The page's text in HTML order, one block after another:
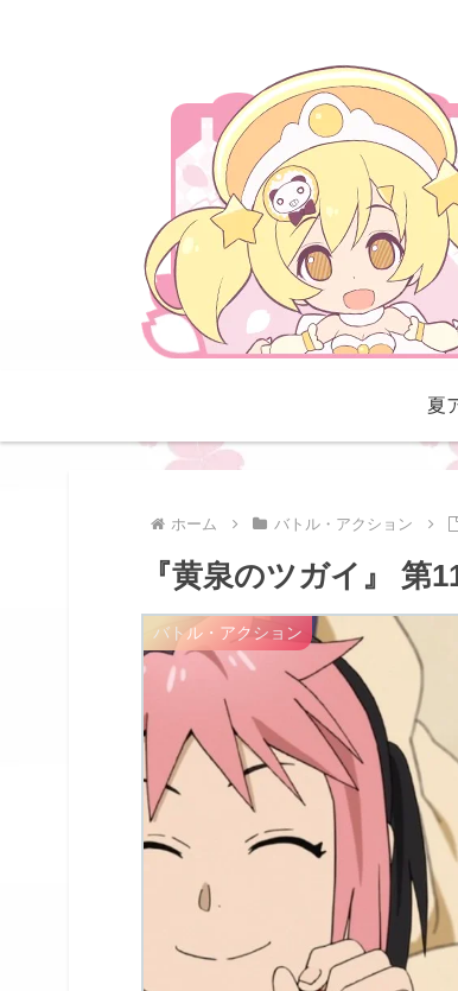
夏
ホーム バトル・アクション
『黄泉のツガイ』 第
バトル・アクション